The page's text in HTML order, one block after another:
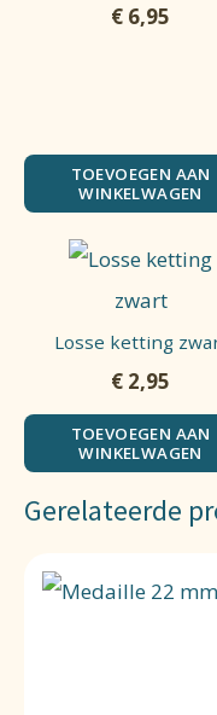
€ 6,95
TOEVOEGEN AAN
WINKELWAGEN
Losse ketting
€ 2,95
TOEVOEGEN AAN
WINKELWAGEN
Gerelateerde